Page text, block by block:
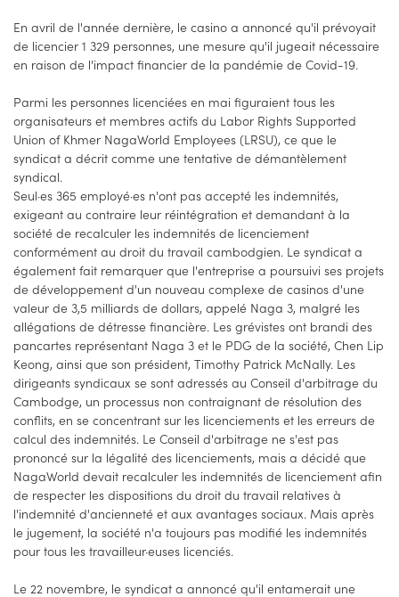
En avril de l'année dernière, le casino a annoncé qu'il prévoyait
de licencier 1 329 personnes, une mesure qu'il jugeait nécessaire
en raison de l'impact financier de la pandémie de Covid-19.
Parmi les personnes licenciées en mai figuraient tous les
organisateurs et membres actifs du Labor Rights Supported
Union of Khmer NagaWorld Employees (LRSU), ce que le
syndicat a décrit comme une tentative de démantèlement
syndical.
Seul·es 365 employé·es n'ont pas accepté les indemnités,
exigeant au contraire leur réintégration et demandant à la
société de recalculer les indemnités de licenciement
conformément au droit du travail cambodgien. Le syndicat a
également fait remarquer que l'entreprise a poursuivi ses projets
de développement d'un nouveau complexe de casinos d'une
valeur de 3,5 milliards de dollars, appelé Naga 3, malgré les
allégations de détresse financière. Les grévistes ont brandi des
pancartes représentant Naga 3 et le PDG de la société, Chen Lip
Keong, ainsi que son président, Timothy Patrick McNally. Les
dirigeants syndicaux se sont adressés au Conseil d'arbitrage du
Cambodge, un processus non contraignant de résolution des
conflits, en se concentrant sur les licenciements et les erreurs de
calcul des indemnités. Le Conseil d'arbitrage ne s'est pas
prononcé sur la légalité des licenciements, mais a décidé que
NagaWorld devait recalculer les indemnités de licenciement afin
de respecter les dispositions du droit du travail relatives à
l'indemnité d'ancienneté et aux avantages sociaux. Mais après
le jugement, la société n'a toujours pas modifié les indemnités
pour tous les travailleur·euses licenciés.
Le 22 novembre, le syndicat a annoncé qu'il entamerait une